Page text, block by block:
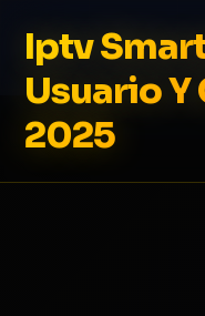
Iptv
Usuario
2025